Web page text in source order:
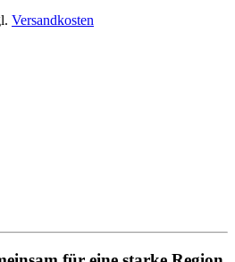
Versandkosten